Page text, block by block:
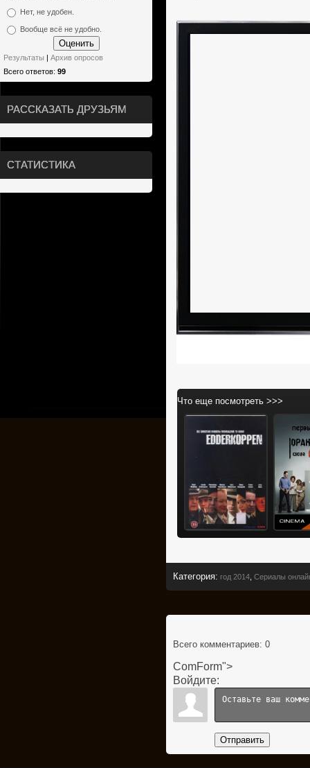
Нет, не удобен.
Вообще всё не удобно.
Результаты
Архив опросов
Всего ответов: 99
РАССКАЗАТЬ ДРУЗЬЯМ
СТАТИСТИКА
Что еще посмотреть >>>
Категория: год 2014 Сериалы
Всего комментариев: 0
ComForm">
Войдите:
Отправить